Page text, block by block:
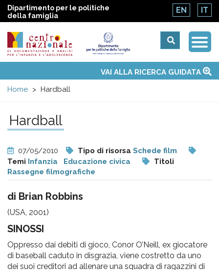
Dipartimento per le politiche
della famiglia
EN IT
Centro
nazionale
di
Documentazione
e
analisi
pr
l'infanzia
menu
Temi
Attività
Convenzione ONUVAI ALLA RICERCA GUIDATA
Home
Hardball
Hardball
07/05/2010 Tipo di risorsa Schede film
Temi Infanzia Educazione civica
Titoli
Rassegne filmografiche
di Brian Robbins
(USA, 2001)
SINOSSI
Oppresso dai debiti di gioco, Conor O’Neill, ex giocatore
di baseball caduto in disgrazia, viene costretto da uno
dei suoi creditori ad allenare una squadra di ragazzini di